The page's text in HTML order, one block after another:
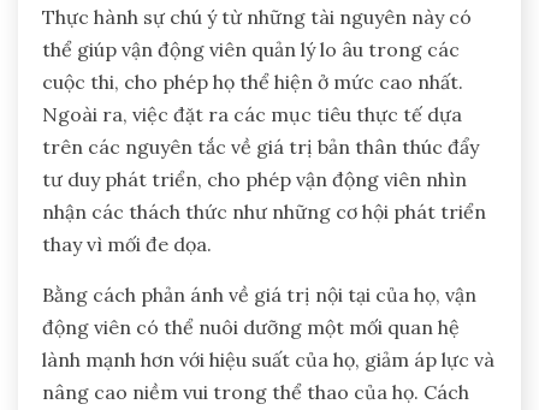
Thực hành sự chú ý từ những tài nguyên này có
thể giúp vận động viên quản lý lo âu trong các
cuộc thi, cho phép họ thể hiện ở mức cao nhất.
Ngoài ra, việc đặt ra các mục tiêu thực tế dựa
trên các nguyên tắc về giá trị bản thân thúc đẩy
tư duy phát triển, cho phép vận động viên nhìn
nhận các thách thức như những cơ hội phát triển
thay vì mối đe dọa.
Bằng cách phản ánh về giá trị nội tại của họ, vận
động viên có thể nuôi dưỡng một mối quan hệ
lành mạnh hơn với hiệu suất của họ, giảm áp lực và
nâng cao niềm vui trong thể thao của họ. Cách